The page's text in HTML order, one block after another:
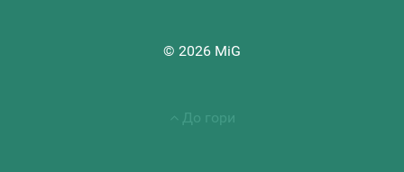
© 2026 MiG
До гори